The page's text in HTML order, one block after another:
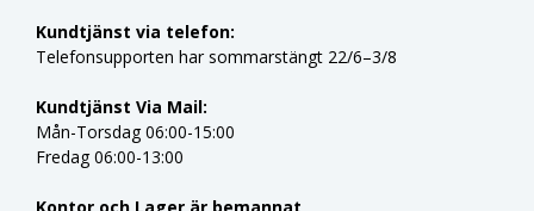
Kundtjänst via telefon:
Telefonsupporten har sommarstängt 22/6–3/8
Kundtjänst Via Mail:
Mån-Torsdag 06:00-15:00
Fredag 06:00-13:00